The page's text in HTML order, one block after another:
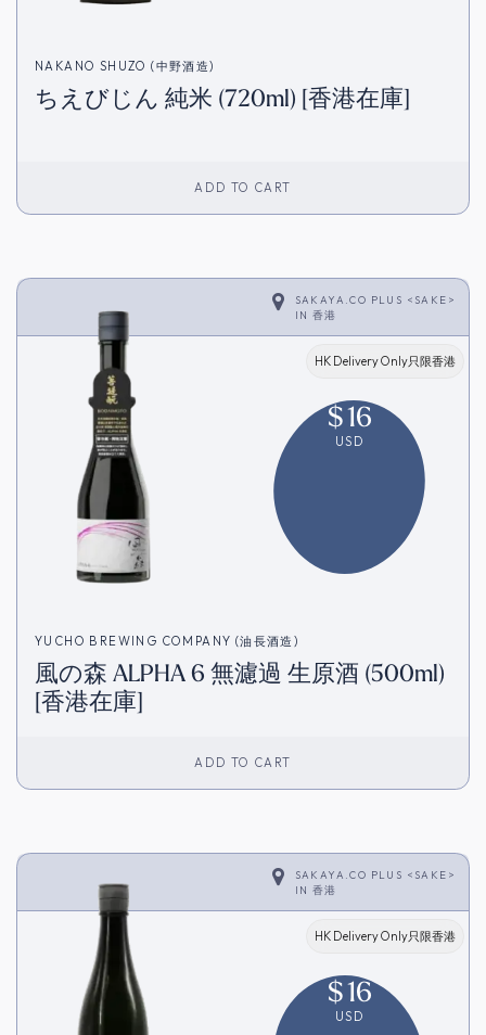
NAKANO SHUZO (中野酒造)
ちえびじん 純米 (720ml) [香港在庫]
ADD TO CART
SAKAYA.CO PLUS <SAKE>
IN 香港
HK Delivery Only只限香港
$16
USD
YUCHO BREWING COMPANY (油長酒造)
風の森 ALPHA 6 無濾過 生原酒 (500ml)
[香港在庫]
ADD TO CART
SAKAYA.CO PLUS <SAKE>
IN 香港
HK Delivery Only只限香港
$16
USD